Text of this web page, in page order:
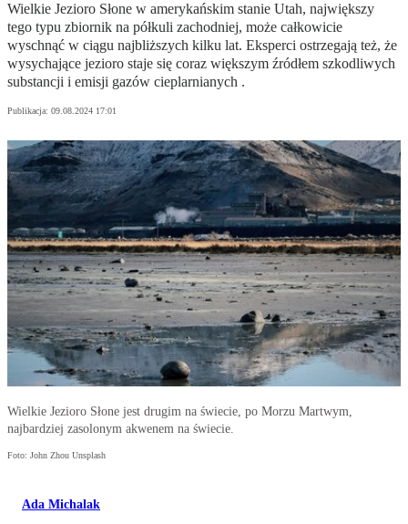
Wielkie Jezioro Słone w amerykańskim stanie Utah, największy
tego typu zbiornik na półkuli zachodniej, może całkowicie
wyschnąć w ciągu najbliższych kilku lat. Eksperci ostrzegają też, że
wysychające jezioro staje się coraz większym źródłem szkodliwych
substancji i emisji gazów cieplarnianych .
Publikacja: 09.08.2024 17:01
Wielkie Jezioro Słone jest drugim na świecie, po Morzu Martwym,
najbardziej zasolonym akwenem na świecie.
Foto: John Zhou Unsplash
Ada Michalak